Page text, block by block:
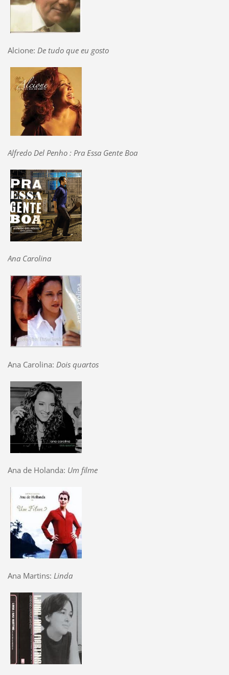
Alcione: De tudo que eu gosto
Alfredo Del Penho : Pra Essa Gente Boa
Ana Carolina
Ana Carolina: Dois quartos
Ana de Holanda: Um filme
Ana Martins: Linda